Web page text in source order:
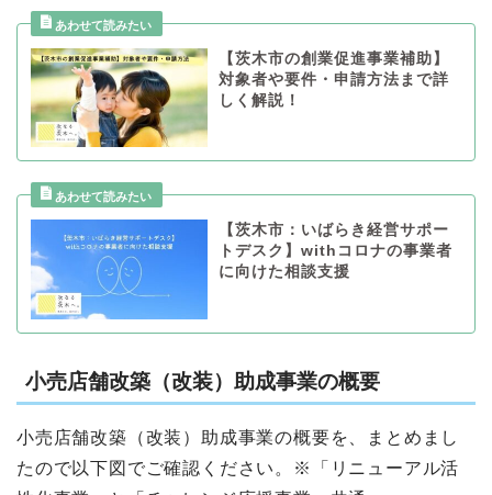
【茨木市の創業促進事業補助】
対象者や要件・申請方法まで詳
しく解説！
【茨木市：いばらき経営サポー
トデスク】withコロナの事業者
に向けた相談支援
小売店舗改築（改装）助成事業の概要
小売店舗改築（改装）助成事業の概要を、まとめまし
たので以下図でご確認ください。※「リニューアル活